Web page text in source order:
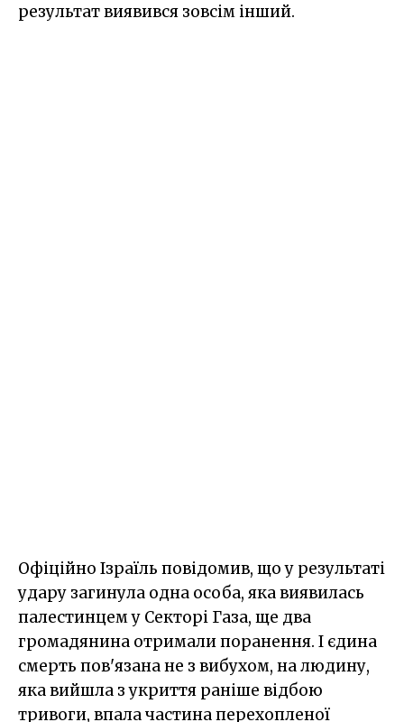
результат виявився зовсім інший.
Офіційно Ізраїль повідомив, що у результаті
удару загинула одна особа, яка виявилась
палестинцем у Секторі Газа, ще два
громадянина отримали поранення. І єдина
смерть пов'язана не з вибухом, на людину,
яка вийшла з укриття раніше відбою
тривоги, впала частина перехопленої